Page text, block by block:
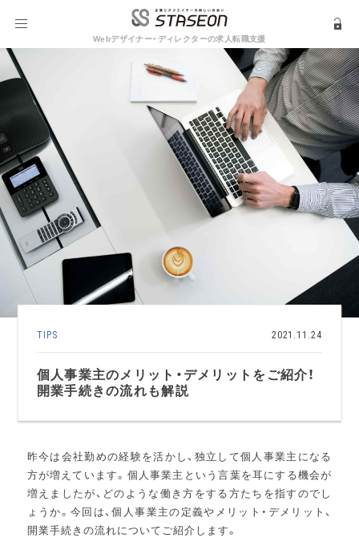
Webデザイナー・ディレクターの求人転職支援
TIPS 2021.11.24
個人事業主のメリット・デメリットをご紹介！
開業手続きの流れも解説
昨今は会社勤めの経験を活かし、独立して個人事業主になる
方が増えています。個人事業主という言葉を耳にする機会が
増えましたが、どのような働き方をする方たちを指すのでし
ょうか。今回は、個人事業主の定義やメリット・デメリット、
開業手続きの流れについてご紹介します。